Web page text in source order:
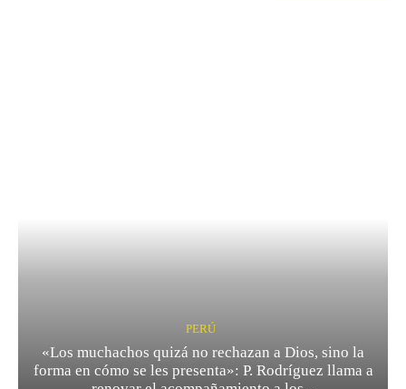
PERÚ
«Los muchachos quizá no rechazan a Dios, sino la
forma en cómo se les presenta»: P. Rodríguez llama a